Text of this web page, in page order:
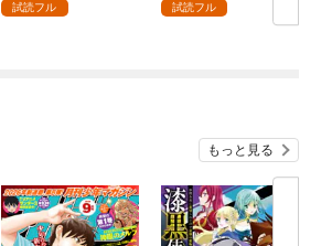
試読フル 試読フル
もっと見る